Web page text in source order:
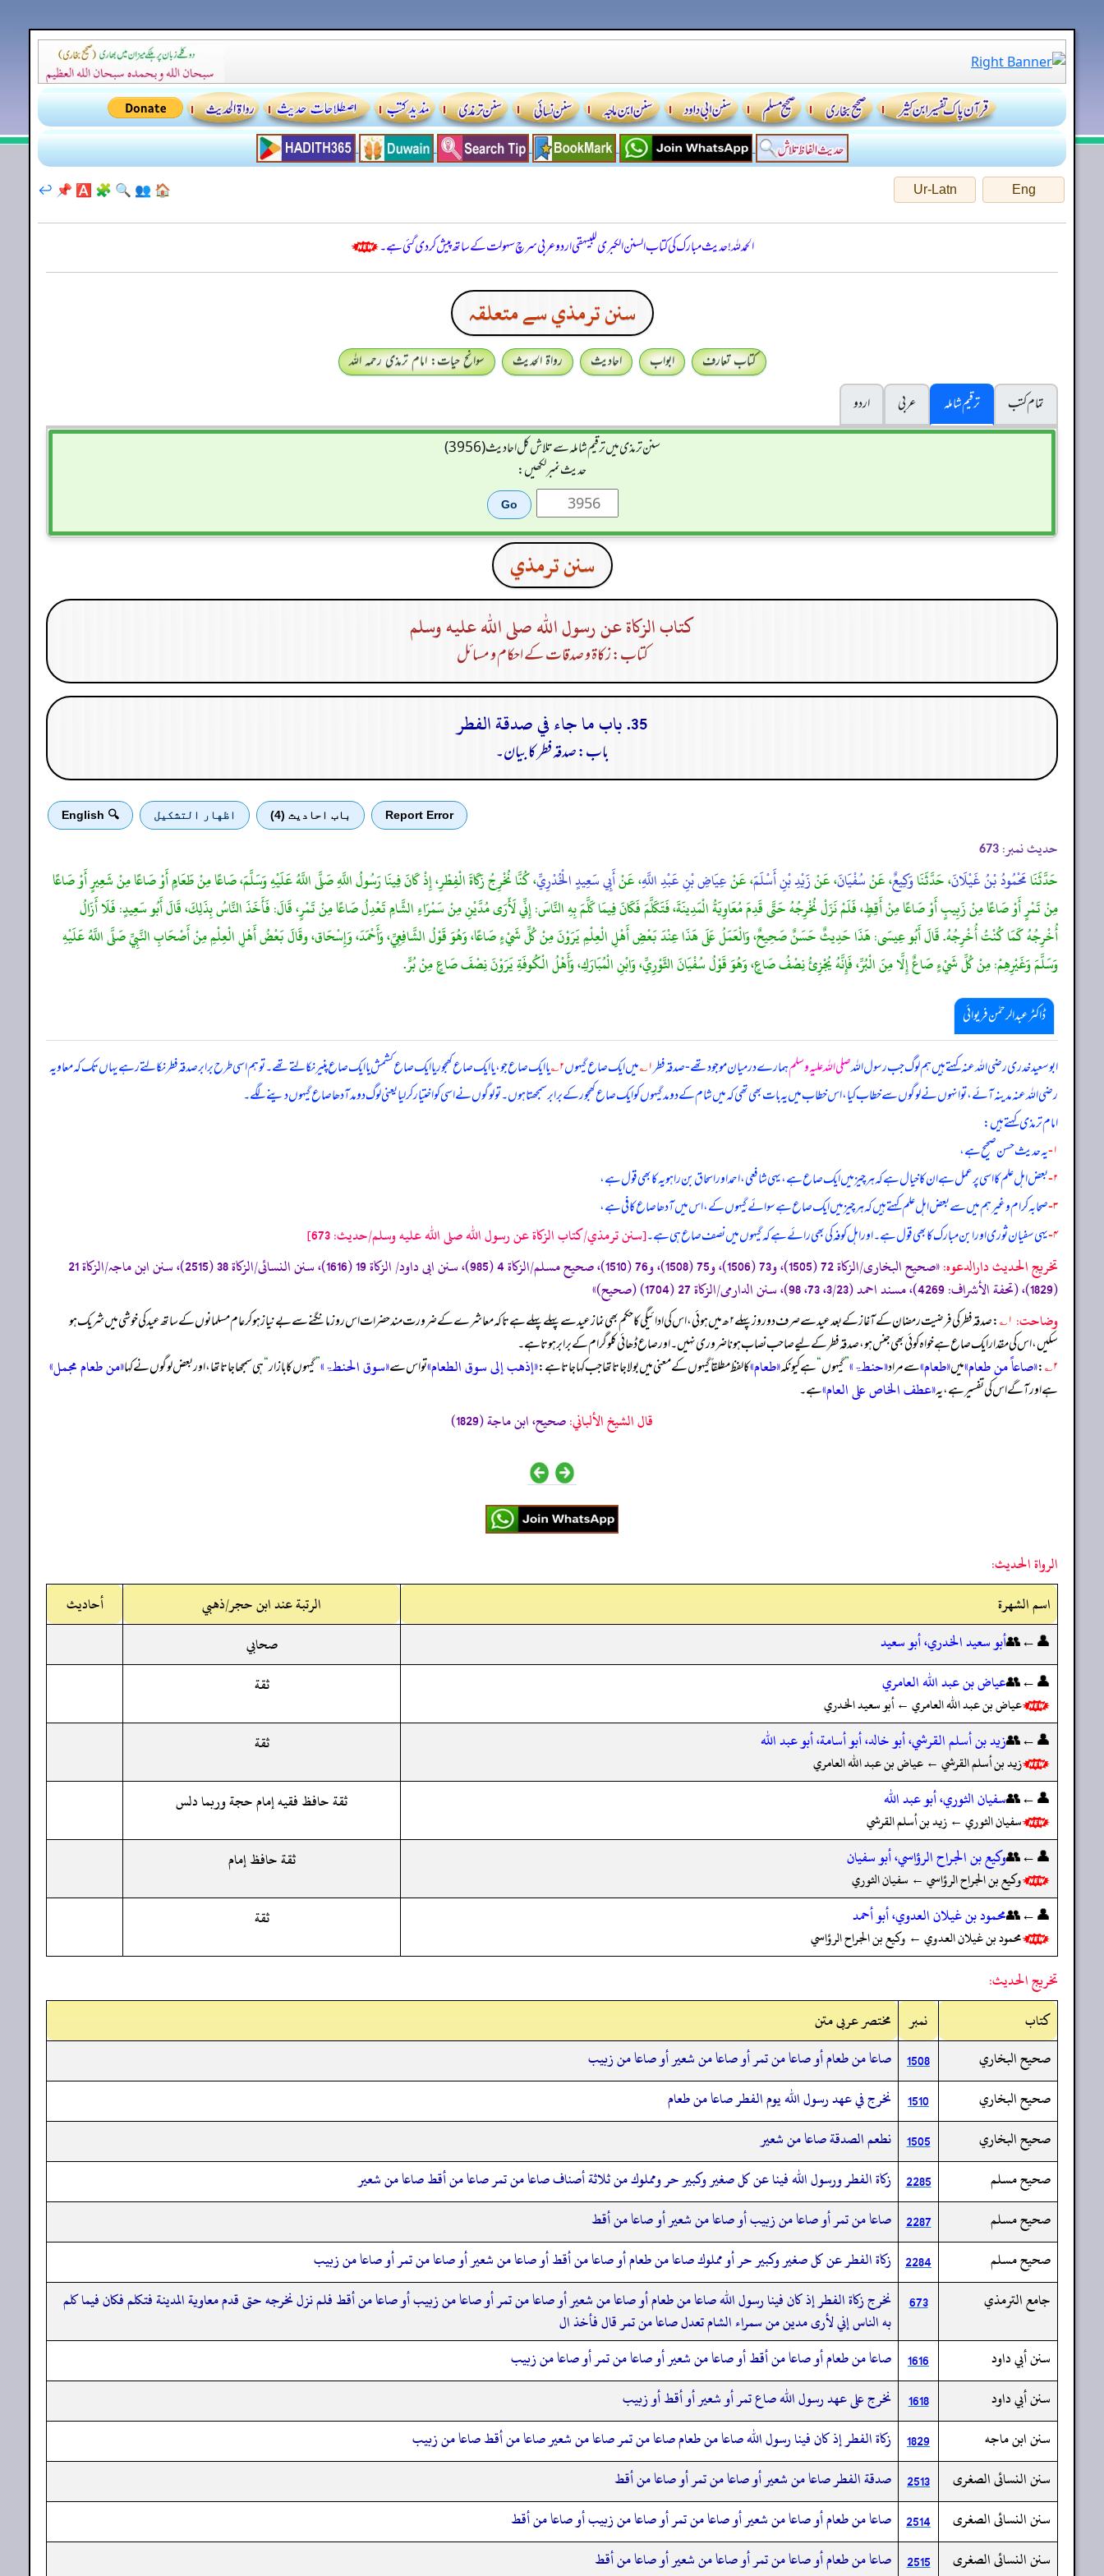
Eng
Ur-Latn
🏠
👥
🔍
🧩
🅰️
📌
↩️
الحمدللہ! حدیث مبارک کی کتاب السنن الكبرى للبيهقي اردو عربی سرچ سہولت کے ساتھ پیش کر دی گئی ہے۔
سنن ترمذي سے متعلقہ
کتاب تعارف ابواب احادیث رواۃ الحدیث
سوانح حیات: امام ترمذی رحمہ اللہ
تمام کتب
ترقیم شاملہ عربی
اردو
سنن ترمذی میں ترقیم شاملہ سے تلاش کل احادیث (3956)
حدیث نمبر لکھیں:
سنن ترمذي
كتاب الزكاة عن رسول الله صلى الله عليه وسلم
کتاب: زکاۃ و صدقات کے احکام و مسائل
35. باب ما جاء في صدقة الفطر
باب: صدقہ فطر کا بیان۔
Report Error باب احادیث (4) اظهار التشكيل 🔍 English
حدیث نمبر: 673
حَدَّثَنَامَحْمُودُ بْنُ غَيْلَانَ، حَدَّثَنَاوَكِيعٌ، عَنْسُفْيَانَ، عَنْزَيْدِ بْنِ أَسْلَمَ، عَنْعِيَاضِ بْنِ عَبْدِ اللَّهِ، عَنْأَبِي سَعِيدٍ الْخُدْرِيِّ، كُنَّا نُخْرِجُ زَكَاةَ الْفِطْرِ، إِذْ كَانَ فِينَا رَسُولُ اللَّهِ صَلَّى اللَّهُ عَلَيْهِ وَسَلَّمَ، صَاعًا مِنْ طَعَامٍ أَوْ صَاعًا مِنْ شَعِيرٍ أَوْ صَاعًا
مِنْ تَمْرٍ أَوْ صَاعًا مِنْ زَبِيبٍ أَوْ صَاعًا مِنْ أَقِطٍ، فَلَمْ نَزَلْ نُخْرِجُهُ حَتَّى قَدِمَ مُعَاوِيَةُ الْمَدِينَةَ، فَتَكَلَّمَ فَكَانَ فِيمَا كَلَّمَ بِهِ النَّاسَ: إِنِّي لَأَرَى مُدَّيْنِ مِنْ سَمْرَاءِ الشَّامِ تَعْدِلُ صَاعًا مِنْ تَمْرٍ، قَالَ: فَأَخَذَ النَّاسُ بِذَلِكَ، قَالَ أَبُو سَعِيدٍ: فَلَا أَزَالُ
أُخْرِجُهُ كَمَا كُنْتُ أُخْرِجُهُ. قَالَ أَبُو عِيسَى: هَذَا حَدِيثٌ حَسَنٌ صَحِيحٌ، وَالْعَمَلُ عَلَى هَذَا عِنْدَ بَعْضِ أَهْلِ الْعِلْمِ يَرَوْنَ مِنْ كُلِّ شَيْءٍ صَاعًا، وَهُوَ قَوْلُ الشَّافِعِيِّ، وَأَحْمَدَ، وَإِسْحَاق، وقَالَ بَعْضُ أَهْلِ الْعِلْمِ مِنْ أَصْحَابِ النَّبِيِّ صَلَّى اللَّهُ عَلَيْهِ
وَسَلَّمَ وَغَيْرِهِمْ: مِنْ كُلِّ شَيْءٍ صَاعٌ إِلَّا مِنَ الْبُرِّ، فَإِنَّهُ يُجْزِئُ نِصْفُ صَاعٍ، وَهُوَ قَوْلُ سُفْيَانَ الثَّوْرِيِّ، وَابْنِ الْمُبَارَكِ، وَأَهْلُ الْكُوفَةِ يَرَوْنَ نِصْفَ صَاعٍ مِنْ بُرٍّ.
ڈاکٹر عبدالرحمٰن فریوائی
ابو سعید خدری رضی الله عنہ کہتے ہیںہم لوگ جب رسول اللہصلی اللہ علیہ وسلمہمارے درمیان موجود تھے - صدقہ فطر۱؎ میں ایک صاع گیہوں۲؎ یا ایک صاع جو، یا ایک صاع کھجور یا ایک صاع کشمش یا ایک صاع پنیر نکالتے تھے۔ تو ہم اسی طرح برابر صدقہ فطر نکالتے رہے یہاں تک کہ معاویہ
رضی الله عنہ مدینہ آئے، تو انہوں نے لوگوں سے خطاب کیا، اس خطاب میں یہ بات بھی تھی کہ میں شام کے دو مد گیہوں کو ایک صاع کھجور کے برابر سمجھتا ہوں۔ تو لوگوں نے اسی کو اختیار کر لیا یعنی لوگ دو مد آدھا صاع گیہوں دینے لگے۔
امام ترمذی کہتے ہیں:
۱- یہ حدیث حسن صحیح ہے،
۲- بعض اہل علم کا اسی پر عمل ہے ان کا خیال ہے کہ ہر چیز میں ایک صاع ہے، یہی شافعی، احمد اور اسحاق بن راہویہ کا بھی قول ہے،
۳- صحابہ کرام وغیرہم میں سے بعض اہل علم کہتے ہیں کہ ہر چیز میں ایک صاع ہے سوائے گیہوں کے، اس میں آدھا صاع کافی ہے،
۴- یہی سفیان ثوری اور ابن مبارک کا بھی قول ہے۔ اور اہل کوفہ کی بھی رائے ہے کہ گیہوں میں نصف صاع ہی ہے۔[سنن ترمذي/كتاب الزكاة عن رسول الله صلى الله عليه وسلم/حدیث: 673]
تخریج الحدیث دارالدعوہ:
«صحیح البخاری/الزکاة 72 (1505)، و73 (1506)، و75 (1508)، و76 (1510)، صحیح مسلم/الزکاة 4 (985)، سنن ابی داود/ الزکاة 19 (1616)، سنن النسائی/الزکاة 38 (2515)، سنن ابن ماجہ/الزکاة 21
(1829)، (تحفة الأشراف: 4269)، مسند احمد (3/23، 73، 98)، سنن الدارمی/الزکاة 27 (1704) (صحیح)»
وضاحت: ۱؎
: صدقہ فطر کی فرضیت رمضان کے آغاز کے بعد عید سے صرف دو روز پہلے ۲ ھ میں ہوئی، اس کی ادائیگی کا حکم بھی نماز عید سے پہلے پہلے ہے تاکہ معاشرے کے ضرورت مند حضرات اس روز مانگنے سے بے نیاز ہو کر عام مسلمانوں کے ساتھ عید کی خوشی میں شریک ہو
سکیں، اس کی مقدار ایک صاع ہے خواہ کوئی بھی جنس ہو، صدقہ فطر کے لیے صاحب نصاب ہونا ضروری نہیں۔ اور صاع ڈھائی کلوگرام کے برابر ہوتا ہے۔
۲؎ :«صاعاً من طعام»میں«طعام»سے مراد«حنطۃ»”گیہوں“ہے کیونکہ«طعام»کا لفظ مطلقاً گیہوں کے معنی میں بولا جاتا تھا جب کہا جاتا ہے:«إذهب إلى سوق الطعام»تو اس سے«سوق الحنطۃ»”گیہوں کا بازار“ہی سمجھا جاتا تھا، اور بعض لوگوں نے کہا«من طعام مجمل»
ہے اور آگے اس کی تفسیر ہے، یہ«عطف الخاص علی العام»ہے۔
قال الشيخ الألباني:صحيح، ابن ماجة (1829)
الرواة الحديث:
اسم الشهرة
الرتبة عند ابن حجر/ذهبي
أحاديث
👤←👥أبو سعيد الخدري، أبو سعيد
صحابي
👤←👥عياض بن عبد الله العامري
عياض بن عبد الله العامري ← أبو سعيد الخدري
ثقة
👤←👥زيد بن أسلم القرشي، أبو خالد، أبو أسامة، أبو عبد الله
زيد بن أسلم القرشي ← عياض بن عبد الله العامري
ثقة
👤←👥سفيان الثوري، أبو عبد الله
سفيان الثوري ← زيد بن أسلم القرشي
ثقة حافظ فقيه إمام حجة وربما دلس
👤←👥وكيع بن الجراح الرؤاسي، أبو سفيان
وكيع بن الجراح الرؤاسي ← سفيان الثوري
ثقة حافظ إمام
👤←👥محمود بن غيلان العدوي، أبو أحمد
محمود بن غيلان العدوي ← وكيع بن الجراح الرؤاسي
ثقة
تخريج الحديث:
کتاب
نمبر
مختصر عربی متن
صحيح البخاري
1508 صاعا من طعام أو صاعا من تمر أو صاعا من شعير أو صاعا من زبيب
صحيح البخاري
1510
نخرج في عهد رسول الله يوم الفطر صاعا من طعام
صحيح البخاري
1505 نطعم الصدقة صاعا من شعير
صحيح مسلم
2285 زكاة الفطر ورسول الله فينا عن كل صغير وكبير حر ومملوك من ثلاثة أصناف صاعا من تمر صاعا من أقط صاعا من شعير
صحيح مسلم
2287 صاعا من تمر أو صاعا من زبيب أو صاعا من شعير أو صاعا من أقط
صحيح مسلم
2284 زكاة الفطر عن كل صغير وكبير حر أو مملوك صاعا من طعام أو صاعا من أقط أو صاعا من شعير أو صاعا من تمر أو صاعا من زبيب
جامع الترمذي
673
نخرج زكاة الفطر إذ كان فينا رسول الله صاعا من طعام أو صاعا من شعير أو صاعا من تمر أو صاعا من زبيب أو صاعا من أقط فلم نزل نخرجه حتى قدم معاوية المدينة فتكلم فكان فيما كلم
به الناس إني لأرى مدين من سمراء الشام تعدل صاعا من تمر قال فأخذ ال
سنن أبي داود
1616
صاعا من طعام أو صاعا من أقط أو صاعا من شعير أو صاعا من تمر أو صاعا من زبيب
سنن أبي داود
1618
نخرج على عهد رسول الله صاع تمر أو شعير أو أقط أو زبيب
سنن ابن ماجه
1829 زكاة الفطر إذ كان فينا رسول الله صاعا من طعام صاعا من تمر صاعا من شعير صاعا من أقط صاعا من زبيب
سنن النسائى الصغرى
2513 صدقة الفطر صاعا من شعير أو صاعا من تمر أو صاعا من أقط
سنن النسائى الصغرى
2514 صاعا من طعام أو صاعا من شعير أو صاعا من تمر أو صاعا من زبيب أو صاعا من أقط
سنن النسائى الصغرى
2515 صاعا من طعام أو صاعا من تمر أو صاعا من شعير أو صاعا من أقط